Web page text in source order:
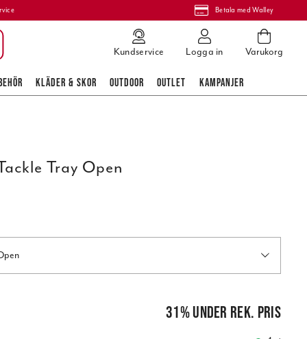
Betala med Walley
Kundservice Logga in Varukorg
KLÄDER & SKOR OUTDOOR OUTLET KAMPANJER
Tray Open
31%under rek. pris